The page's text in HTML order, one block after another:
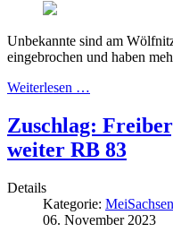
Unbekannte sind am
eingebrochen und haben
Weiterlesen …
Zuschlag:
weiter RB 83
Details
Kategorie: MeiSachsen
06. November 2023